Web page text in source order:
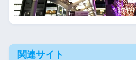
関連サイト